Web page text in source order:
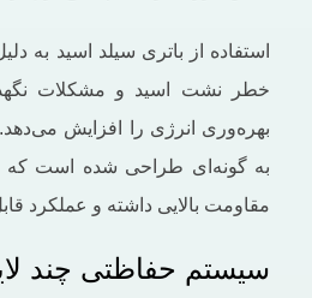
استفاده از باتری سیلد اسید به
خطر نشت اسید و مشکلات
بهره‌وری انرژی را افزایش
به گونه‌ای طراحی شده است که
مقاومت بالایی داشته و عملکرد
سیستم حفاظتی چند